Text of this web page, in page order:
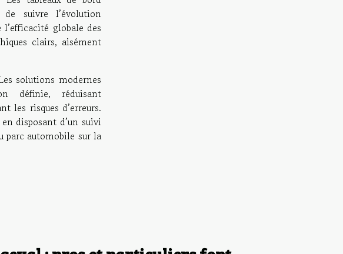
suivre l’évolution
globale des
clairs, aisément
solutions modernes
définie, réduisant
les risques d’erreurs.
disposant d’un suivi
parc automobile sur la